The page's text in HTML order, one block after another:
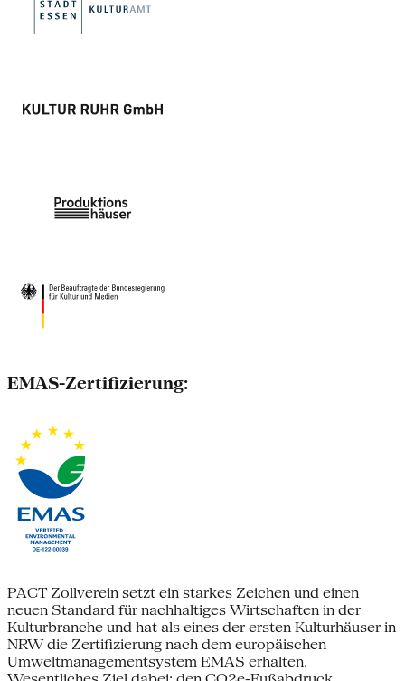
EMAS-Zertifizierung:
PACT Zollverein setzt ein starkes Zeichen und einen
neuen Standard für nachhaltiges Wirtschaften in der
Kulturbranche und hat als eines der ersten Kulturhäuser in
NRW die Zertifizierung nach dem europäischen
Umweltmanagementsystem EMAS erhalten.